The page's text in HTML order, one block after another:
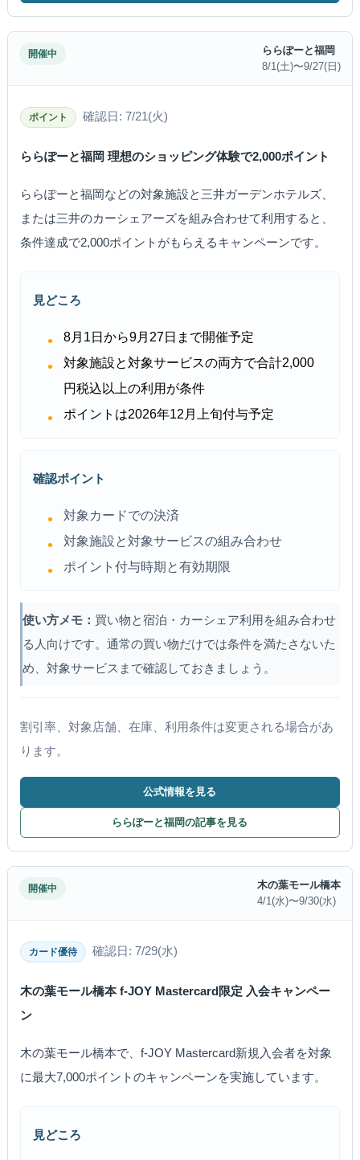
開催中
ららぽーと福岡
8/1(土)〜9/27(日)
ポイント 確認日: 7/21(火)
ららぽーと福岡 理想のショッピング体験で2,000ポイント
ららぽーと福岡などの対象施設と三井ガーデンホテルズ、
または三井のカーシェアーズを組み合わせて利用すると、
条件達成で2,000ポイントがもらえるキャンペーンです。
見どころ
8月1日から9月27日まで開催予定
対象施設と対象サービスの両方で合計2,000
円税込以上の利用が条件
ポイントは2026年12月上旬付与予定
確認ポイント
対象カードでの決済
対象施設と対象サービスの組み合わせ
ポイント付与時期と有効期限
使い方メモ： 買い物と宿泊・カーシェア利用を組み合わせ
る人向けです。通常の買い物だけでは条件を満たさないた
め、対象サービスまで確認しておきましょう。
割引率、対象店舗、在庫、利用条件は変更される場合があ
ります。
公式情報を見る
ららぽーと福岡の記事を見る
開催中
木の葉モール橋本
4/1(水)〜9/30(水)
カード優待 確認日: 7/29(水)
木の葉モール橋本 f-JOY Mastercard限定 入会キャンペー
ン
木の葉モール橋本で、f-JOY Mastercard新規入会者を対象
に最大7,000ポイントのキャンペーンを実施しています。
見どころ